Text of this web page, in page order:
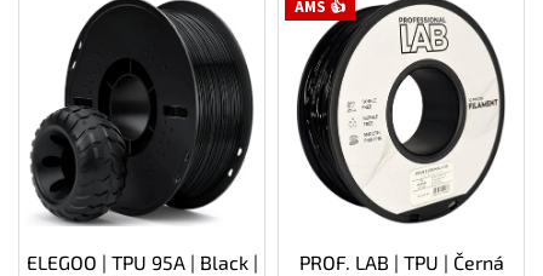
ELEGOO | TPU 95A | Black |
AMS 👍
PROF. LAB | TPU | Černá